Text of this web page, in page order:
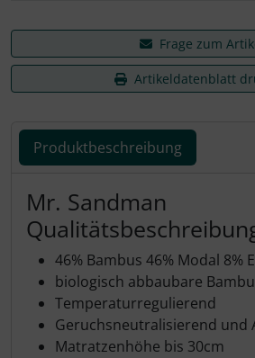
Frage zum
Artikeldatenblatt
Produktbeschreibung
Produktbeschreibung
Mr. Sandman
46% Bambus 46% Modal 8%
biologisch abbaubare
Temperaturregulierend
Geruchsneutralisierend und
Matratzenhöhe bis 30cm